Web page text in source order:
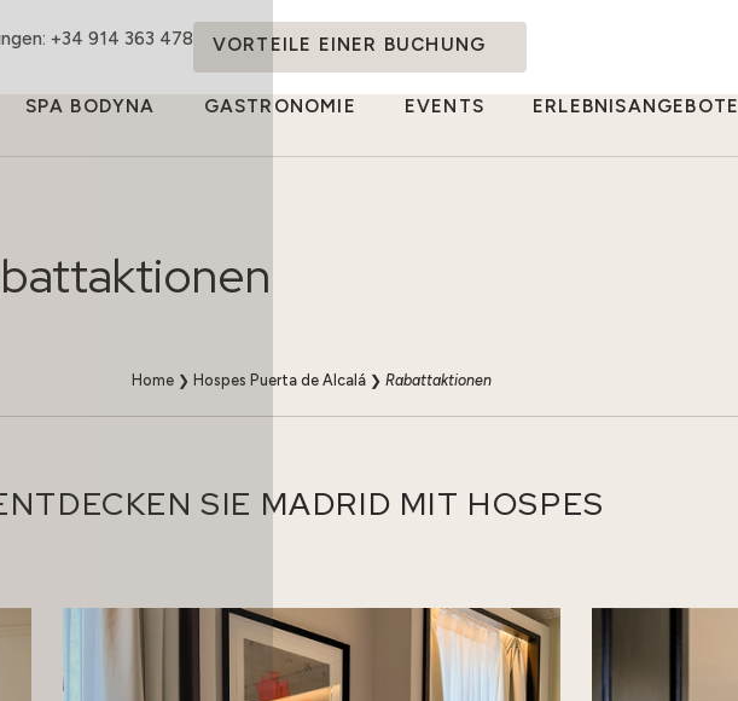
+34 914 363 478 VORTEILE EINER BUCHUNG
SPA BODYNA GASTRONOMIE EVENTS ERLEBNISANGEBOTE
Home ❯ Hospes Puerta de Alcalá ❯ Rabattaktionen
SIE MADRID MIT HOSPES